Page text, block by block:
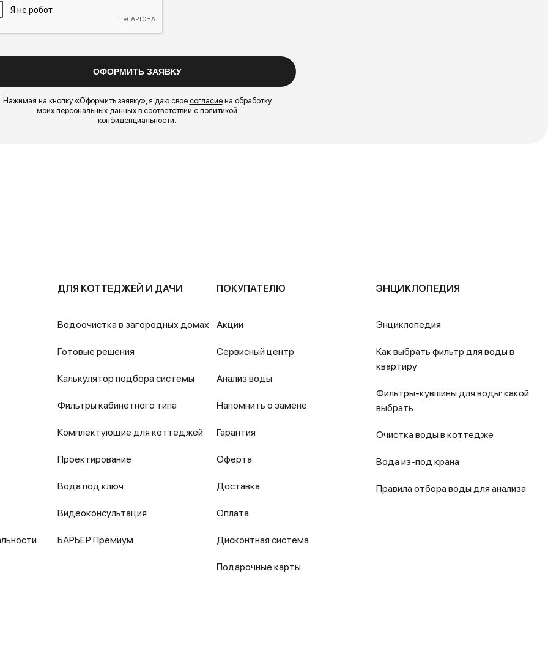
Нажимая на кнопку «Оформить заявку», я даю свое согласиена обработку
моих персональных данных в соответствии с политикой
конфиденциальности.
ДЛЯ КОТТЕДЖЕЙ И ДАЧИ
Водоочистка в загородных домах
Готовые решения
Калькулятор подбора системы
Фильтры кабинетного типа
Комплектующие для коттеджей
Проектирование
Вода под ключ
Видеоконсультация
БАРЬЕР Премиум
ПОКУПАТЕЛЮ
Акции
Сервисный центр
Анализ воды
Напомнить о замене
Гарантия
Оферта
Доставка
Оплата
Дисконтная система
Подарочные карты
ЭНЦИКЛОПЕДИЯ
Энциклопедия
Как выбрать фильтр для воды в
квартиру
Фильтры-кувшины для воды: какой
выбрать
Очистка воды в коттедже
Вода из-под крана
Правила отбора воды для анализа